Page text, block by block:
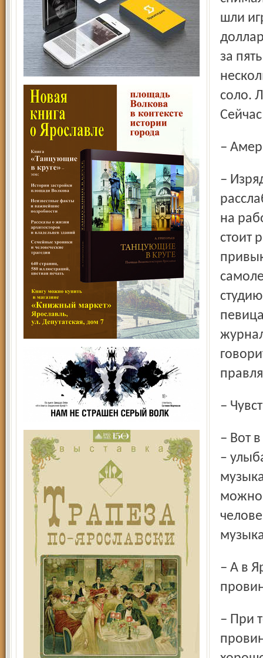
шли
за
соло.
–
– Изрядно. Я научился быстро принимать решения, не
на
стоит
–
– Вот в журнале про меня написано «восходящая звезда»,
–
можно
– А в Ярославль, наверное, приезжаешь как в
– При той гастрольной жизни, что я веду, понятия